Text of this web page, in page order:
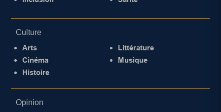
Culture
Arts
Cinéma
Histoire
Littérature
Musique
Opinion